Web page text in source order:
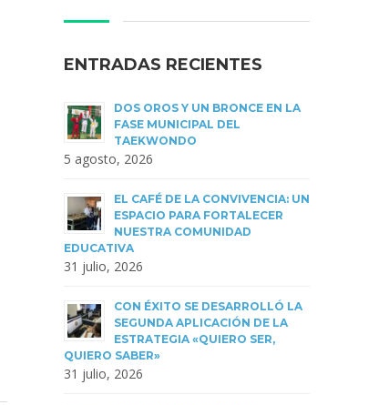
ENTRADAS RECIENTES
DOS OROS Y UN BRONCE EN LA
FASE MUNICIPAL DEL
TAEKWONDO
5 agosto, 2026
EL CAFÉ DE LA CONVIVENCIA: UN
ESPACIO PARA FORTALECER
NUESTRA COMUNIDAD
EDUCATIVA
31 julio, 2026
CON ÉXITO SE DESARROLLÓ LA
SEGUNDA APLICACIÓN DE LA
ESTRATEGIA «QUIERO SER,
QUIERO SABER»
31 julio, 2026